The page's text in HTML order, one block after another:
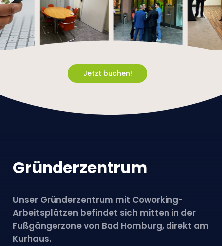
Jetzt buchen!
Gründer­­zentrum
Unser Gründerzentrum mit Coworking-
Arbeitsplätzen befindet sich mitten in der
Fußgängerzone von Bad Homburg, direkt am
Kurhaus.